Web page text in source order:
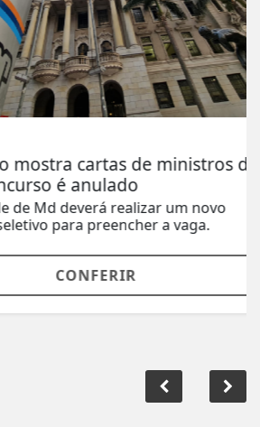
cartas de ministros do
é anulado
deverá realizar um novo
para preencher a vaga.
CONFERIR